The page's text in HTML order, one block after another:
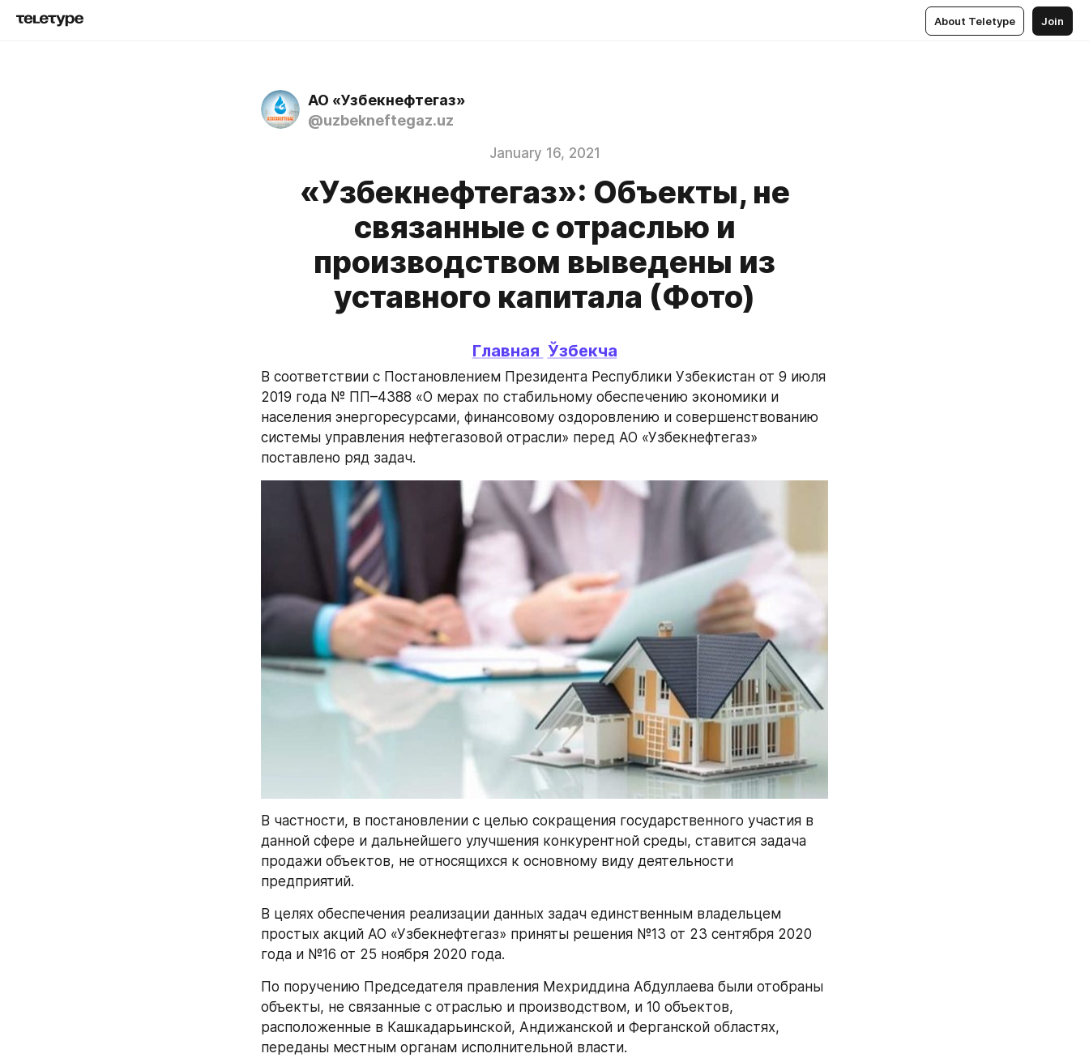
About Teletype Join
АО «Узбекнефтегаз»
@uzbekneftegaz.uz
January 16, 2021
«Узбекнефтегаз»: Объекты, не
связанные с отраслью и
производством выведены из
уставного капитала (Фото)
Главная Ўзбекча
В соответствии с Постановлением Президента Республики Узбекистан от 9 июля
2019 года № ПП–4388 «О мерах по стабильному обеспечению экономики и
населения энергоресурсами, финансовому оздоровлению и совершенствованию
системы управления нефтегазовой отрасли» перед АО «Узбекнефтегаз»
поставлено ряд задач.
В частности, в постановлении с целью сокращения государственного участия в
данной сфере и дальнейшего улучшения конкурентной среды, ставится задача
продажи объектов, не относящихся к основному виду деятельности
предприятий.
В целях обеспечения реализации данных задач единственным владельцем
простых акций АО «Узбекнефтегаз» приняты решения №13 от 23 сентября 2020
года и №16 от 25 ноября 2020 года.
По поручению Председателя правления Мехриддина Абдуллаева были отобраны
объекты, не связанные с отраслью и производством, и 10 объектов,
расположенные в Кашкадарьинской, Андижанской и Ферганской областях,
переданы местным органам исполнительной власти.